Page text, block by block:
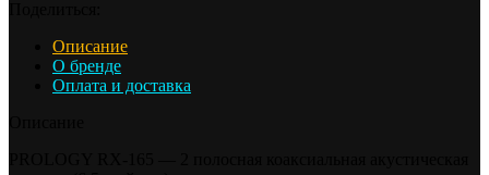
Описание
О бренде
Оплата и доставка